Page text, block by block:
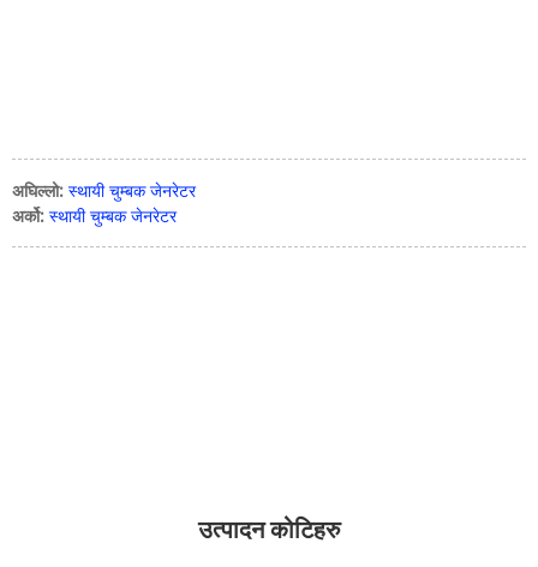
अघिल्लो: स्थायी चुम्बक जेनरेटर
अर्को: स्थायी चुम्बक जेनरेटर
उत्पादन कोटिहरु